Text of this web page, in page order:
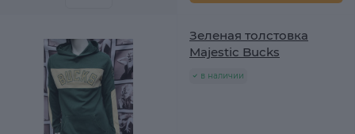
Зеленая толстовка
Majestic Bucks
в наличии